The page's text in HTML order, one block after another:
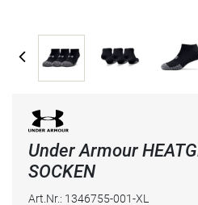
Under Armour
SOCKEN
Art.Nr.: 1346755-001-XL